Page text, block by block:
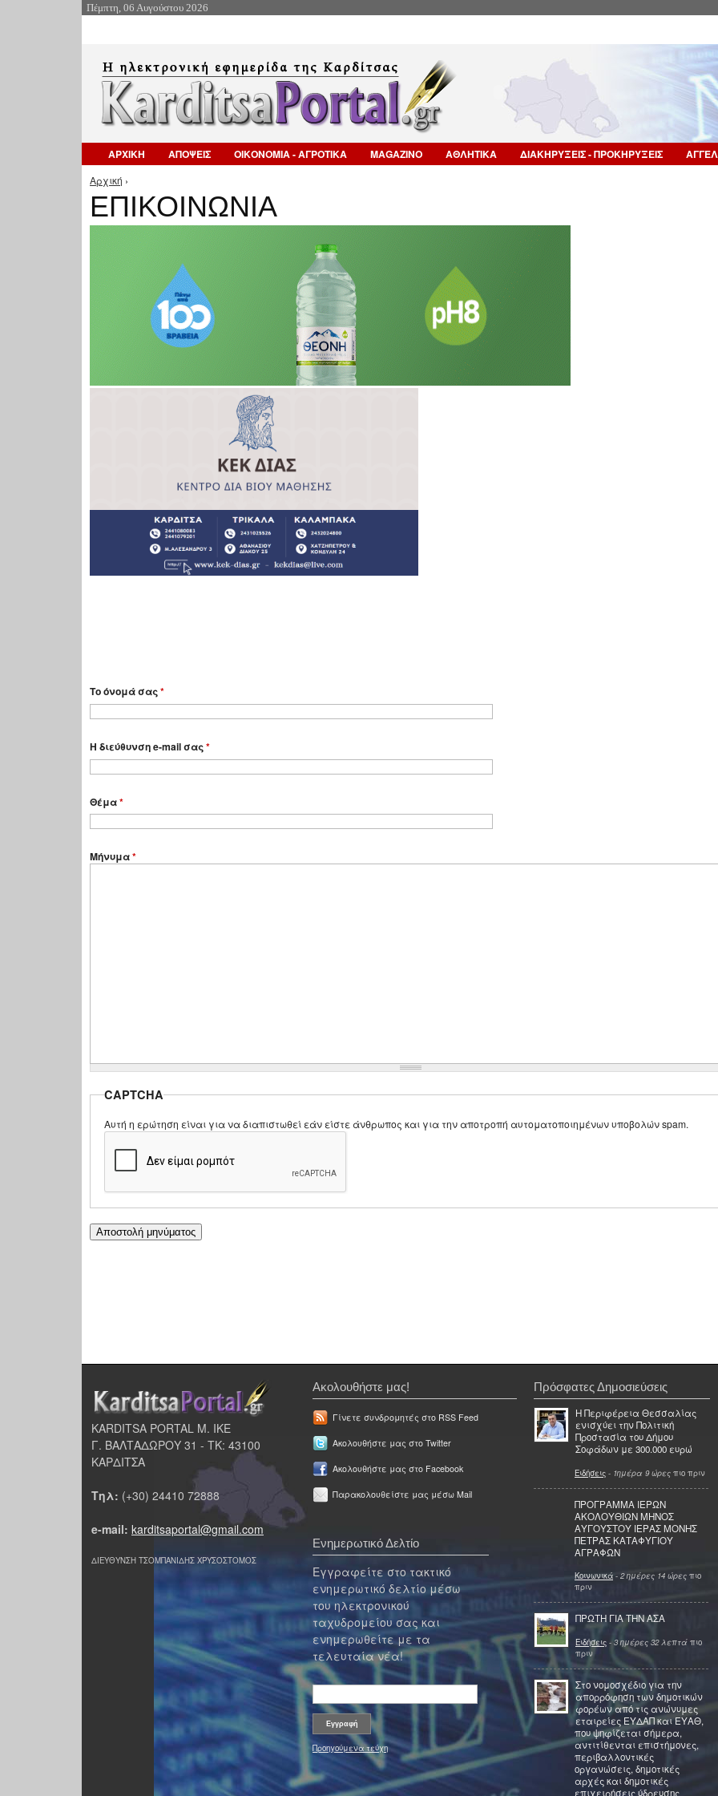
Πέμπτη, 06 Αυγούστου 2026
ΑΡΧΙΚΗ ΑΠΟΨΕΙΣ ΟΙΚΟΝΟΜΙΑ - ΑΓΡΟΤΙΚΑ MAGAZINO ΑΘΛΗΤΙΚΑ ΔΙΑΚΗΡΥΞΕΙΣ - ΠΡΟΚΗΡΥΞΕΙΣ
Είστε εδώ
Αρχική ›
ΕΠΙΚΟΙΝΩΝΙΑ
Το όνομά σας*
Η διεύθυνση e-mail σας*
Θέμα*
Μήνυμα*
CAPTCHA
Αυτή η ερώτηση είναι για να διαπιστωθεί εάν είστε άνθρωπος και για την αποτροπή αυτοματοποιημένων υποβολών spam.
KARDITSA PORTAL Μ. ΙΚΕ
Γ. ΒΑΛΤΑΔΩΡΟΥ 31 - ΤΚ: 43100
ΚΑΡΔΙΤΣΑ
Τηλ: (+30) 24410 72888
e-mail: karditsaportal@gmail.com
ΔΙΕΥΘΥΝΣΗ ΤΣΟΜΠΑΝΙΔΗΣ ΧΡΥΣΟΣΤΟΜΟΣ
Ακολουθήστε μας!
Γίνετε συνδρομητές στο RSS Feed
Ακολουθήστε μας στο Twitter
Ακολουθήστε μας στο Facebook
Παρακολουθείστε μας μέσω Mail
Ενημερωτικό Δελτίο
Εγγραφείτε στο τακτικό
ενημερωτικό δελτίο μέσω
του ηλεκτρονικού
ταχυδρομείου σας και
ενημερωθείτε με τα
τελευταία νέα!
Προηγούμενα τεύχη
Πρόσφατες Δημοσιεύσεις
Η Περιφέρεια Θεσσαλίας
ενισχύει την Πολιτική
Προστασία του Δήμου
Σοφάδων με 300.000 ευρώ
Ειδήσεις - 1ημέρα 9 ώρες πιο πριν
ΠΡΟΓΡΑΜΜΑ ΙΕΡΩΝ
ΑΚΟΛΟΥΘΙΩΝ ΜΗΝΟΣ
ΑΥΓΟΥΣΤΟΥ ΙΕΡΑΣ ΜΟΝΗΣ
ΠΕΤΡΑΣ ΚΑΤΑΦΥΓΙΟΥ
ΑΓΡΑΦΩΝ
Κοινωνικά - 2 ημέρες 14 ώρες πιο
πριν
ΠΡΩΤΗ ΓΙΑ ΤΗΝ ΑΣΑ
Ειδήσεις - 3 ημέρες 32 λεπτά πιο
πριν
Στο νομοσχέδιο για την
απορρόφηση των δημοτικών
φορέων από τις ανώνυμες
εταιρείες ΕΥΔΑΠ και ΕΥΑΘ,
που ψηφίζεται σήμερα,
αντιτίθενται επιστήμονες,
περιβαλλοντικές
οργανώσεις, δημοτικές
αρχές και δημοτικές
επιχειρήσεις ύδρευσης